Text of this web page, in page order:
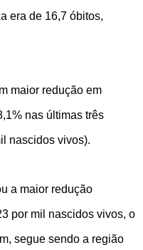
era de 16,7 óbitos,
maior redução em
nas últimas três
nascidos vivos).
a maior redução
por mil nascidos vivos, o
segue sendo a região